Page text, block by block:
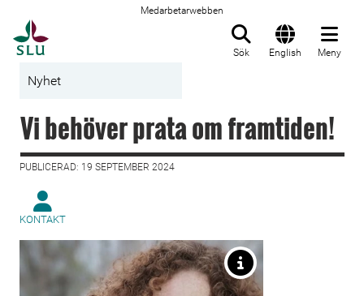
Medarbetarwebben
Sök English Meny
Nyhet
Vi behöver prata om framtiden!
PUBLICERAD: 19 SEPTEMBER 2024
KONTAKT